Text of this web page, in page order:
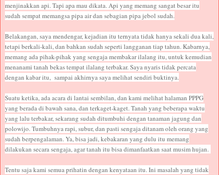
menjinakkan api. Tapi apa mau dikata. Api yang memang sangat besar itu
sudah sempat memangsa pipa air dan sebagian pipa jebol sudah.
Belakangan, saya mendengar, kejadian itu ternyata tidak hanya sekali dua kali,
tetapi berkali-kali, dan bahkan sudah seperti langganan tiap tahun. Kabarnya,
memang ada pihak-pihak yang sengaja membakar ilalang itu, untuk kemudian
menanami tanah bekas tempat ilalang terbakar. Saya nyaris tidak percata
dengan kabar itu, sampai akhirnya saya melihat sendiri buktinya.
Suatu ketika, ada acara di lantai sembilan, dan kami melihat halaman PPPG
yang berada di bawah sana, dan terkaget-kaget. Tanah yang beberapa waktu
yang lalu terbakar, sekarang sudah ditumbuhi dengan tanaman jagung dan
polowijo. Tumbuhnya rapi, subur, dan pasti sengaja ditanam oleh orang yang
sudah berpengalaman. Ya, bisa jadi, kebakaran yang dulu itu memang
dilakukan secara sengaja, agar tanah itu bisa dimanfaatkan saat musim hujan.
Tentu saja kami semua prihatin dengan kenyataan itu. Ini masalah yang tidak